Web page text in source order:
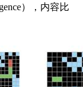
），内容比